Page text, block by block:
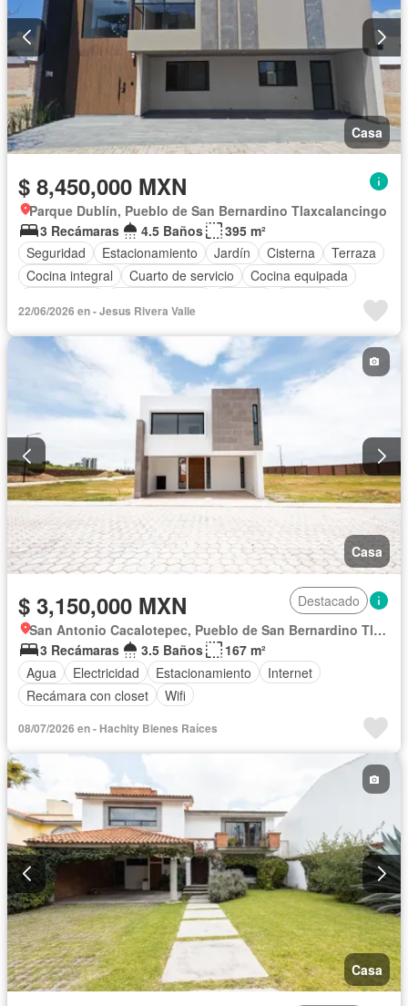
Completamente amueblado
Casa
$ 8,450,000 MXN
Parque Dublín, Pueblo de San Bernardino Tlaxcalancingo
3 Recámaras
4.5 Baños
395 m²
Seguridad
Estacionamiento Jardín Cisterna
Terraza
Cocina integral
Cuarto de servicio
Cocina equipada
Electricidad
Azotea Jacuzzi
Cuarto de Limpieza
Televisión por cable
Asador
Zonas verdes
Despacho
Vista panorámica
Recámara con closet
Caseta de vigilancia
Conserje
Wifi
Sin amueblar
22/06/2026 en - Jesus Rivera Valle
Casa
$ 3,150,000 MXN
Destacado
San Antonio Cacalotepec, Pueblo de San Bernardino Tlaxcalancingo
3 Recámaras
3.5 Baños
167 m²
Agua
Electricidad Estacionamiento
Internet
Recámara con closet
Wifi
08/07/2026 en - Hachity Bienes Raíces
Casa